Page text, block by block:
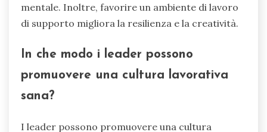
mentale. Inoltre, favorire un ambiente di lavoro
di supporto migliora la resilienza e la creatività.
In che modo i leader possono
promuovere una cultura lavorativa
sana?
I leader possono promuovere una cultura